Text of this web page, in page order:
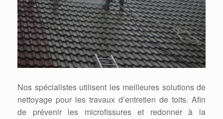
Nos spécialistes utilisent les meilleures solutions de
nettoyage pour les travaux d’entretien de toits. Afin
de prévenir les microfissures et redonner à la